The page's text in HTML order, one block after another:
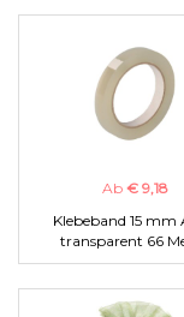
Ab € 9,18
Klebeband 15 mm
transparent 66